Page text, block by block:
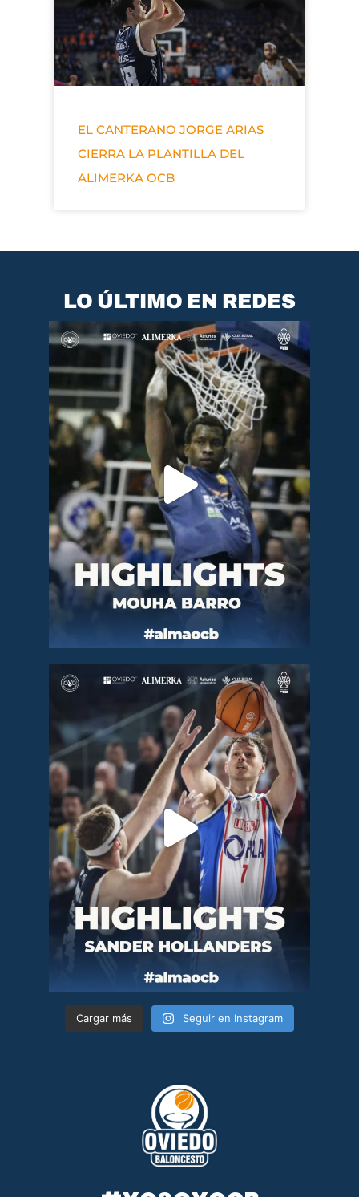
EL CANTERANO JORGE ARIAS
CIERRA LA PLANTILLA DEL
ALIMERKA OCB
LO ÚLTIMO EN REDES
Cargar más Seguir en Instagram